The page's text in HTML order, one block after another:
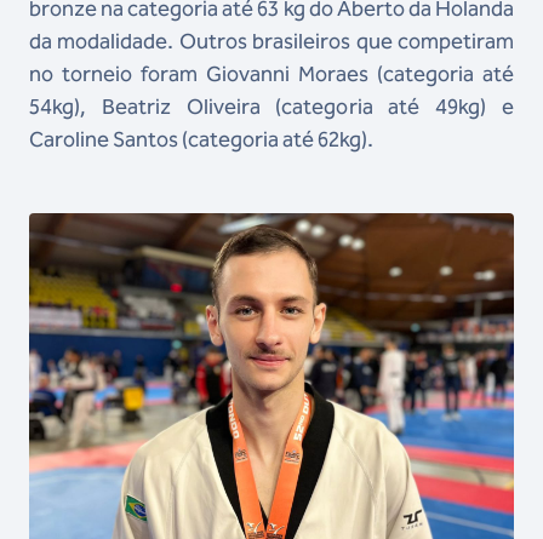
bronze na categoria até 63 kg do Aberto da Holanda
da modalidade. Outros brasileiros que competiram
no torneio foram Giovanni Moraes (categoria até
54kg), Beatriz Oliveira (categoria até 49kg) e
Caroline Santos (categoria até 62kg).